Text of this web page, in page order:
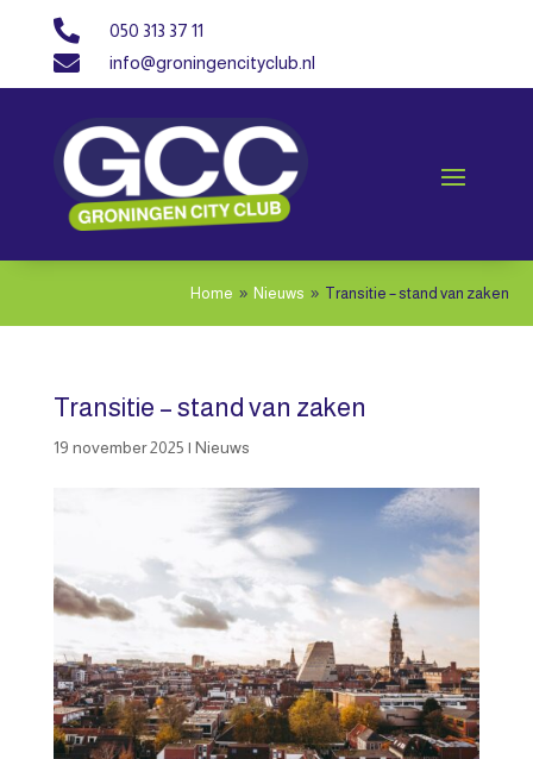
 050 313 37 11
 info@groningencityclub.nl
Home 9 Nieuws 9 Transitie – stand van zaken
Transitie – stand van zaken
19 november 2025 | Nieuws